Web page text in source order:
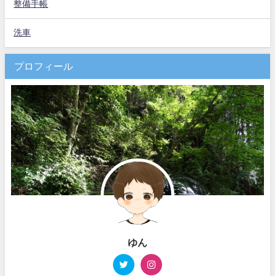
整備手帳
洗車
プロフィール
ゆん